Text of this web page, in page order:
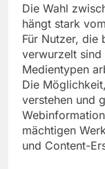
Die Wahl
hängt stark vom
Für Nutzer, die
verwurzelt sind
Medientypen
Die
verstehen und
mächtigen
und Content-